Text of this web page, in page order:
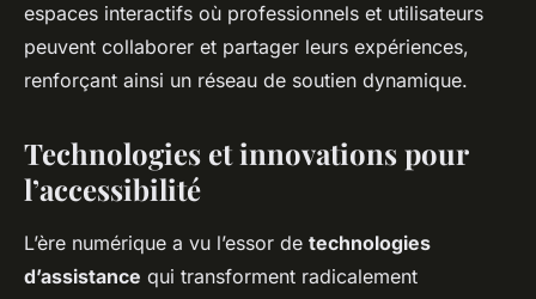
espaces interactifs où professionnels et utilisateurs
peuvent collaborer et partager leurs expériences,
renforçant ainsi un réseau de soutien dynamique.
Technologies et innovations pour
l’accessibilité
L’ère numérique a vu l’essor de technologies
d’assistance qui transforment radicalement